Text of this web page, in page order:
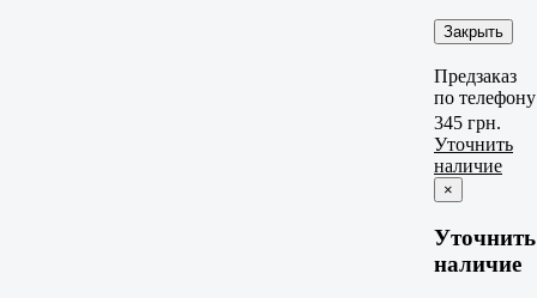
Закрыть
Предзаказ
по телефону
345 грн.
Уточнить
наличие
×
Уточнить
наличие